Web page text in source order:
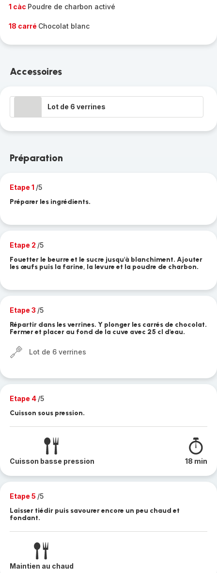
1 càc Poudre de charbon activé
18 carré Chocolat blanc
Accessoires
Lot de 6 verrines
Préparation
Etape 1 /5
Préparer les ingrédients.
Etape 2 /5
Fouetter le beurre et le sucre jusqu'à blanchiment. Ajouter
les œufs puis la farine, la levure et la poudre de charbon.
Etape 3 /5
Répartir dans les verrines. Y plonger les carrés de chocolat.
Fermer et placer au fond de la cuve avec 25 cl d'eau.
Lot de 6 verrines
Etape 4 /5
Cuisson sous pression.
Cuisson basse pression 18 min
Etape 5 /5
Laisser tiédir puis savourer encore un peu chaud et
fondant.
Maintien au chaud